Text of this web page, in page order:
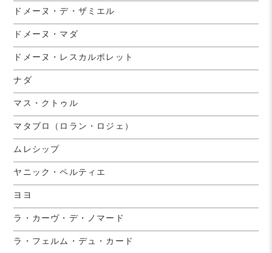
ドメーヌ・デ・ザミエル
ドメーヌ・マダ
ドメーヌ・レスカルポレット
ナダ
マス・クトゥル
マタブロ（ロラン・ロジェ）
ムレシップ
ヤニック・ペルティエ
ヨヨ
ラ・カーヴ・デ・ノマード
ラ・フェルム・デュ・カード